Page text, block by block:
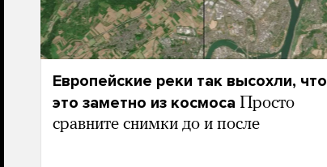
Европейские реки так высохли, что
это заметно из космоса Просто
сравните снимки до и после